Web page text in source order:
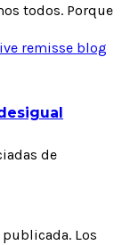
todos. Porque
de
publicada. Los